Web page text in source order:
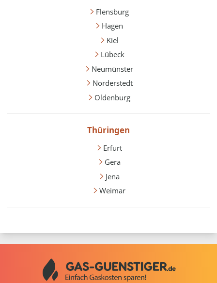
Flensburg
Hagen
Kiel
Lübeck
Neumünster
Norderstedt
Oldenburg
Thüringen
Erfurt
Gera
Jena
Weimar